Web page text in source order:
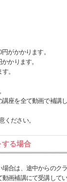
がかかります。
かります。
。
座を全て動画で補講
ださい。
る場合
合は、途中からのク
画補講にて受講して